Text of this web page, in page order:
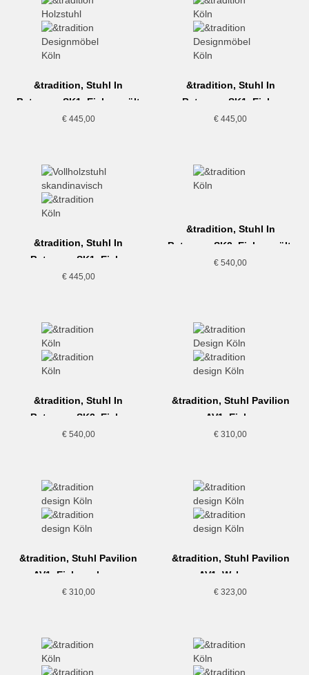
&tradition, Stuhl In
Between, SK1, Eiche geölt
€445,00
&tradition, Stuhl In
Between, SK1, Eiche
geräuchert
€ 445,00
&tradition, Stuhl In
Between, SK1, Eiche
schwarz
€445,00
&tradition, Stuhl In
Between, SK2, Eiche geölt,
Sitz gepolstert
€ 540,00
&tradition, Stuhl In
Between, SK2, Eiche
geräuchert, Sitz gepolstert
€540,00
&tradition, Stuhl Pavilion
AV1, Eiche
€ 310,00
&tradition, Stuhl Pavilion
AV1, Eiche schwarz
€310,00
&tradition, Stuhl Pavilion
AV1, Walnuss
€ 323,00